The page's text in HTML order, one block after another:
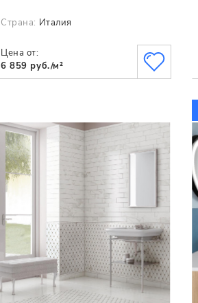
Страна: Италия
Цена от:
6 859 руб./м²